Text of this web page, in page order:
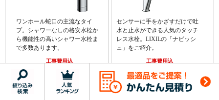
ワンホール蛇口の主流なタイ
プ。シャワーなしの格安水栓か
ら機能性の高いシャワー水栓ま
で多数あります。
工事費用込
円(税込)～
商品一覧
センサーに手をかざすだけで吐
水と止水ができる人気のタッチ
レス水栓。LIXILの「ナビッシ
ュ」をご紹介。
工事費用込
78,919 円(税込)～
商品一覧